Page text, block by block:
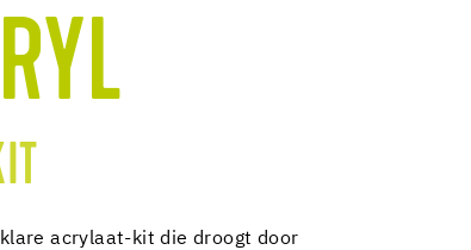
acrylaat-kit die droogt door